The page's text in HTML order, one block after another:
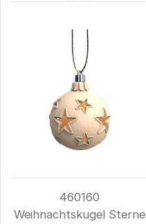
460160
Weihnachtskugel Sterne